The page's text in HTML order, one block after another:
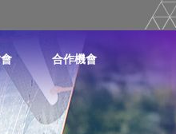
合作機會